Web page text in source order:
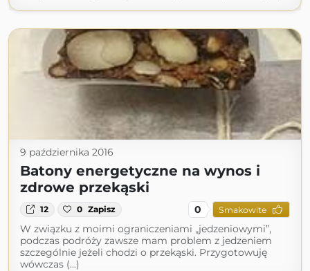
9 października 2016
Batony energetyczne na wynos i
zdrowe przekąski
12 0 Zapisz 0 Smakowite
W związku z moimi ograniczeniami „jedzeniowymi”,
podczas podróży zawsze mam problem z jedzeniem
szczególnie jeżeli chodzi o przekąski. Przygotowuję
wówczas (...)